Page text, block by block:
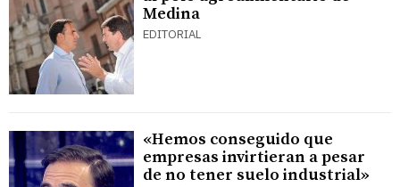
Medina
EDITORIAL
«Hemos conseguido que
empresas invirtieran a pesar
de no tener suelo industrial»